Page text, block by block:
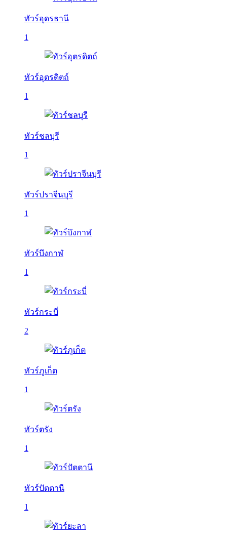
ทัวร์อุดรธานี
1
ทัวร์อุตรดิตถ์
1
ทัวร์ชลบุรี
1
ทัวร์ปราจีนบุรี
1
ทัวร์บึงกาฬ
1
ทัวร์กระบี่
2
ทัวร์ภูเก็ต
1
ทัวร์ตรัง
1
ทัวร์ปัตตานี
1